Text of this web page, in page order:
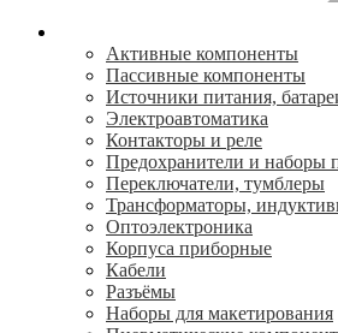
Активные компоненты
Пассивные компоненты
Источники питания,
Электроавтоматика
Контакторы и реле
Предохранители и наборы
Переключатели, тумблеры
Трансформаторы,
Oптоэлектроника
Корпуса приборные
Кабели
Разъёмы
Наборы для макетирования